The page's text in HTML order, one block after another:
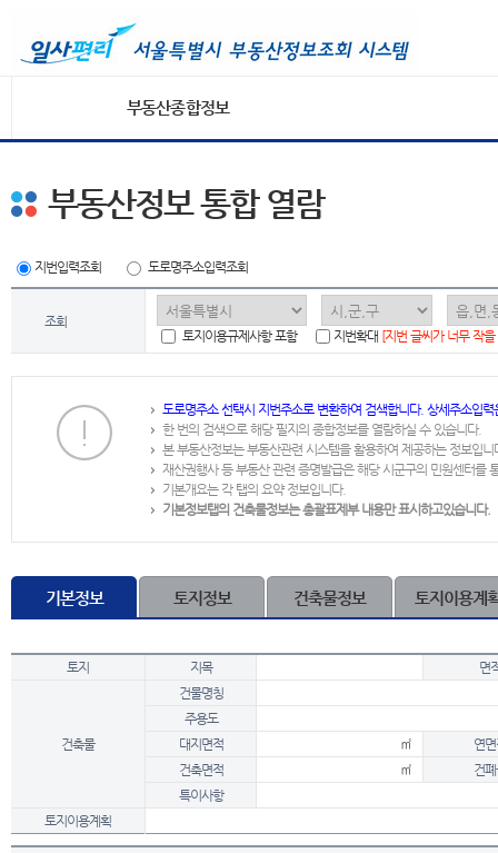
부동산종합정보
부동산정보 통합 열람
지번입력조회 도로명주소입력조회
조회
토지이용규제사항 포함
지번확대 [지번 글씨가 너무 작
도로명주소 선택시 지번주소로 변환하여 검색합니다. 상세주소입
한 번의 검색으로 해당 필지의 종합정보를 열람하실 수 있습니다.
본 부동산정보는 부동산관련 시스템을 활용하여 제공하는 정보입니
재산권행사 등 부동산 관련 증명발급은 해당 시군구의 민원센터를
기본개요는 각 탭의 요약 정보입니다.
기본정보탭의 건축물정보는 총괄표제부 내용만 표시하고있습니다.
기본정보 토지정보 건축물정보 토지이용계
토지 지목 면
건축물
건물명칭
주용도
대지면적
㎡
연
건축면적
㎡
건
특이사항
토지이용계획